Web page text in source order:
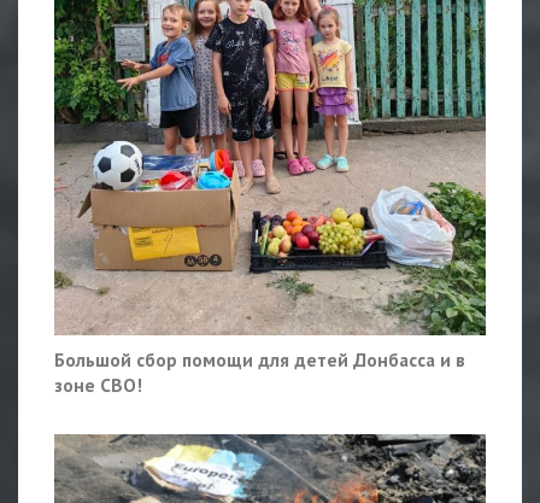
Большой сбор помощи для детей Донбасса и в
зоне СВО!